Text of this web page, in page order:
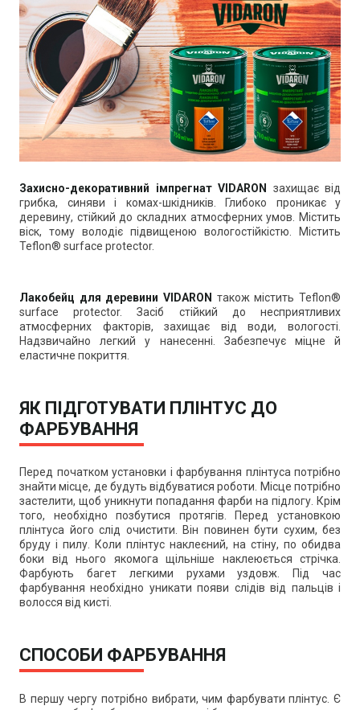
Захисно-декоративний імпрегнат VIDARON захищає від
грибка, синяви і комах-шкідників. Глибоко проникає у
деревину, стійкий до складних атмосферних умов. Містить
віск, тому володіє підвищеною вологостійкістю. Містить
Teflon® surface protector.
Лакобейц для деревини VIDARON також містить Teflon®
surface protector. Засіб стійкий до несприятливих
атмосферних факторів, захищає від води, вологості.
Надзвичайно легкий у нанесенні. Забезпечує міцне й
еластичне покриття.
ЯК ПІДГОТУВАТИ ПЛІНТУС ДО
ФАРБУВАННЯ
Перед початком установки і фарбування плінтуса потрібно
знайти місце, де будуть відбуватися роботи. Місце потрібно
застелити, щоб уникнути попадання фарби на підлогу. Крім
того, необхідно позбутися протягів. Перед установкою
плінтуса його слід очистити. Він повинен бути сухим, без
бруду і пилу. Коли плінтус наклеєний, на стіну, по обидва
боки від нього якомога щільніше наклеюється стрічка.
Фарбують багет легкими рухами уздовж. Під час
фарбування необхідно уникати появи слідів від пальців і
волосся від кисті.
СПОСОБИ ФАРБУВАННЯ
В першу чергу потрібно вибрати, чим фарбувати плінтус. Є